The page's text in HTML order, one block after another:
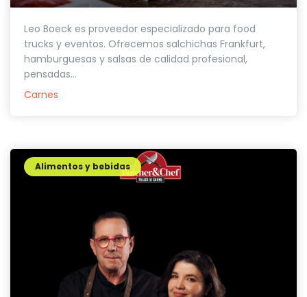
Leo Boeck es proveedor especializado para food
trucks y eventos. Ofrecemos salchichas Frankfurt,
hamburguesas y salsas de calidad profesional,
pensadas...
Carnes
Alimentos y bebidas